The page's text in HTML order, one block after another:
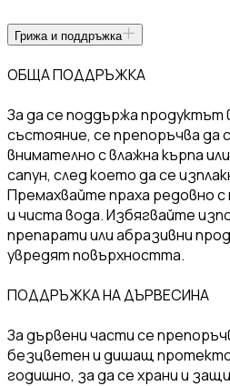
Грижа и поддръжка
ОБЩА ПОДДРЪЖКА
За да се поддържа продуктът
състояние, се препоръчва да
внимателно с влажна кърпа
сапун, след което да се
Премахвайте праха редовно
и чиста вода. Избягвайте
препарати или абразивни
увредят повърхността.
ПОДДРЪЖКА НА ДЪРВЕСИНА
За дървени части се
безцветен и дишащ
годишно, за да се храни и